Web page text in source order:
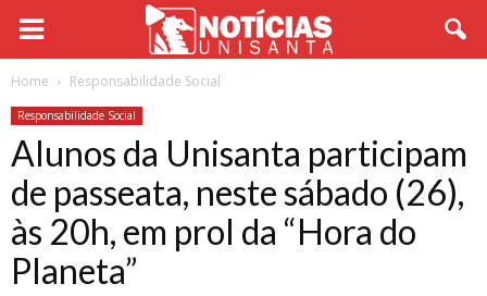
Home Responsabilidade Social
Responsabilidade Social
Alunos da Unisanta participam
de passeata, neste sábado (26),
às 20h, em prol da “Hora do
Planeta”